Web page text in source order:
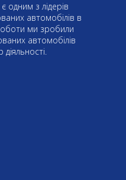
одним з лідерів
автомобілів в
ми зробили
автомобілів